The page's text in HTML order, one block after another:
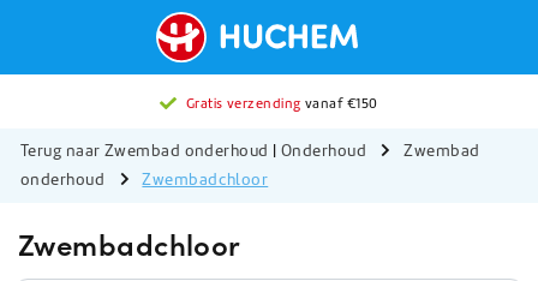
Gratis verzending vanaf €150
Terug naar Zwembad onderhoud | Onderhoud
Zwembad
onderhoud
Zwembadchloor
Zwembadchloor